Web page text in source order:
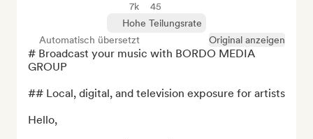
7k
45
Hohe Teilungsrate
Automatisch übersetzt
Original anzeigen
# Broadcast your music with BORDO MEDIA
GROUP
## Local, digital, and television exposure for artists
Hello,